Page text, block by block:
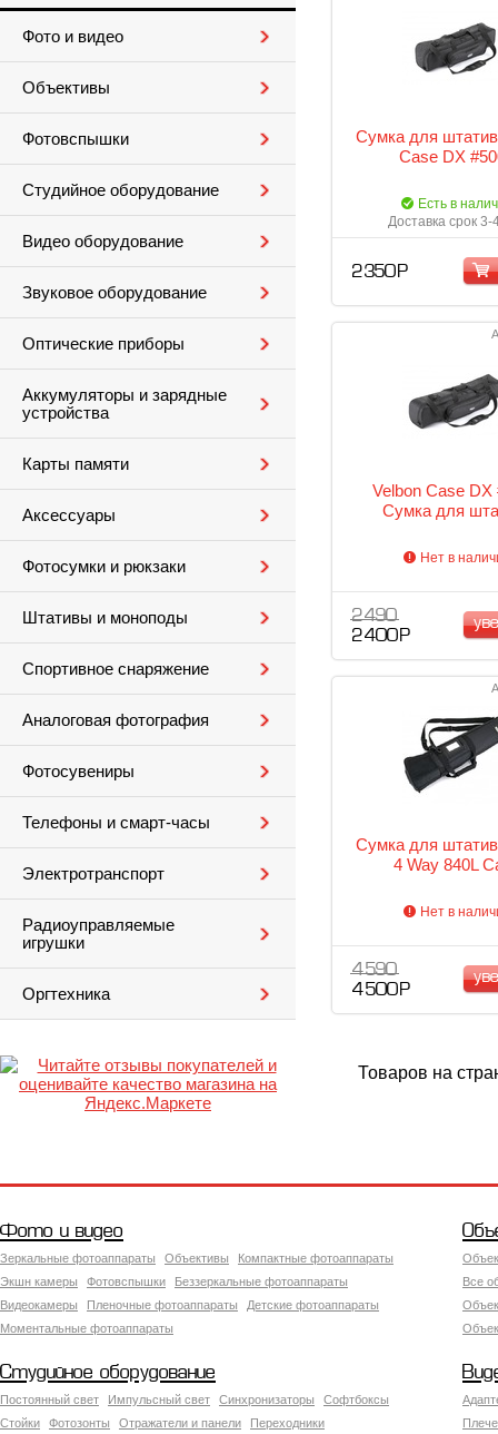
Фото и видео
Объективы
Фотовспышки
Студийное оборудование
Видео оборудование
Звуковое оборудование
Оптические приборы
Аккумуляторы и зарядные
устройства
Карты памяти
Аксессуары
Фотосумки и рюкзаки
Штативы и моноподы
Спортивное снаряжение
Аналоговая фотография
Фотосувениры
Телефоны и смарт-часы
Электротранспорт
Радиоуправляемые
игрушки
Оргтехника
Сумка для
Case DX
Есть в
Доставка срок 3-
2 350 Р
Velbon Case DX
Сумка для
Нет в
2 490
2 400 Р
Сумка для
4 Way 840L
Нет в
4 590
4 500 Р
Товаров на
Фото и видео
Зеркальные фотоаппараты Объективы
Компактные фотоаппараты
Экшн камеры
Фотовспышки
Беззеркальные фотоаппараты
Видеокамеры
Пленочные фотоаппараты
Детские фотоаппараты
Моментальные фотоаппараты
Все
Студийное оборудование
Постоянный свет Импульсный свет Синхронизаторы
Софтбоксы
Стойки
Фотозонты Отражатели и панели
Переходники